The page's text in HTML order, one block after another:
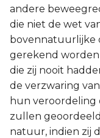
andere
die niet de wet
bovennatuurlijke
gerekend
die zij nooit
de verzwaring
hun veroordeling
zullen
natuur, indien zij